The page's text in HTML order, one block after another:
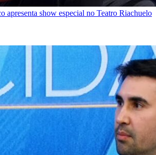
apresenta show especial no Teatro Riachuelo